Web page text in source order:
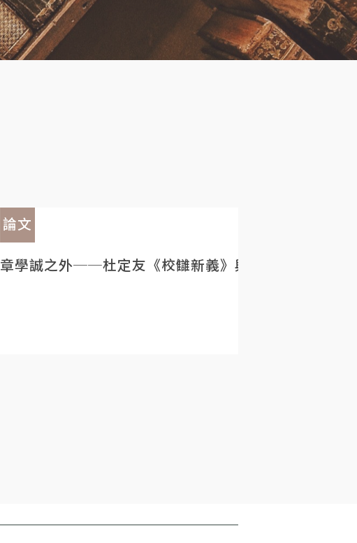
論文
章學誠之外──杜定友《校讎新義》與民初目錄學的重